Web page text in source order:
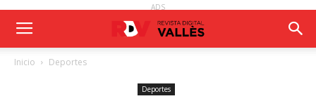
ADS
Inicio Deportes
Deportes